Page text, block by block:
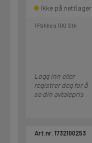
Ikke på nettlager
1 Pakke a 100 Stk
Logg inn eller
registrer deg for å
se din avtalepris
Art.nr. 1732100253